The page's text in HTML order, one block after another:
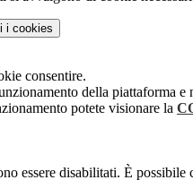
i cookies
consentire.
della piattaforma e
potete visionare la
essere disabilitati. È